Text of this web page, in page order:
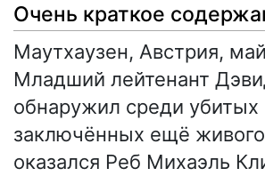
Очень краткое
Маутхаузен, Австрия,
Младший лейтенант
обнаружил среди убитых
заключённых ещё
оказался Реб Михаэль